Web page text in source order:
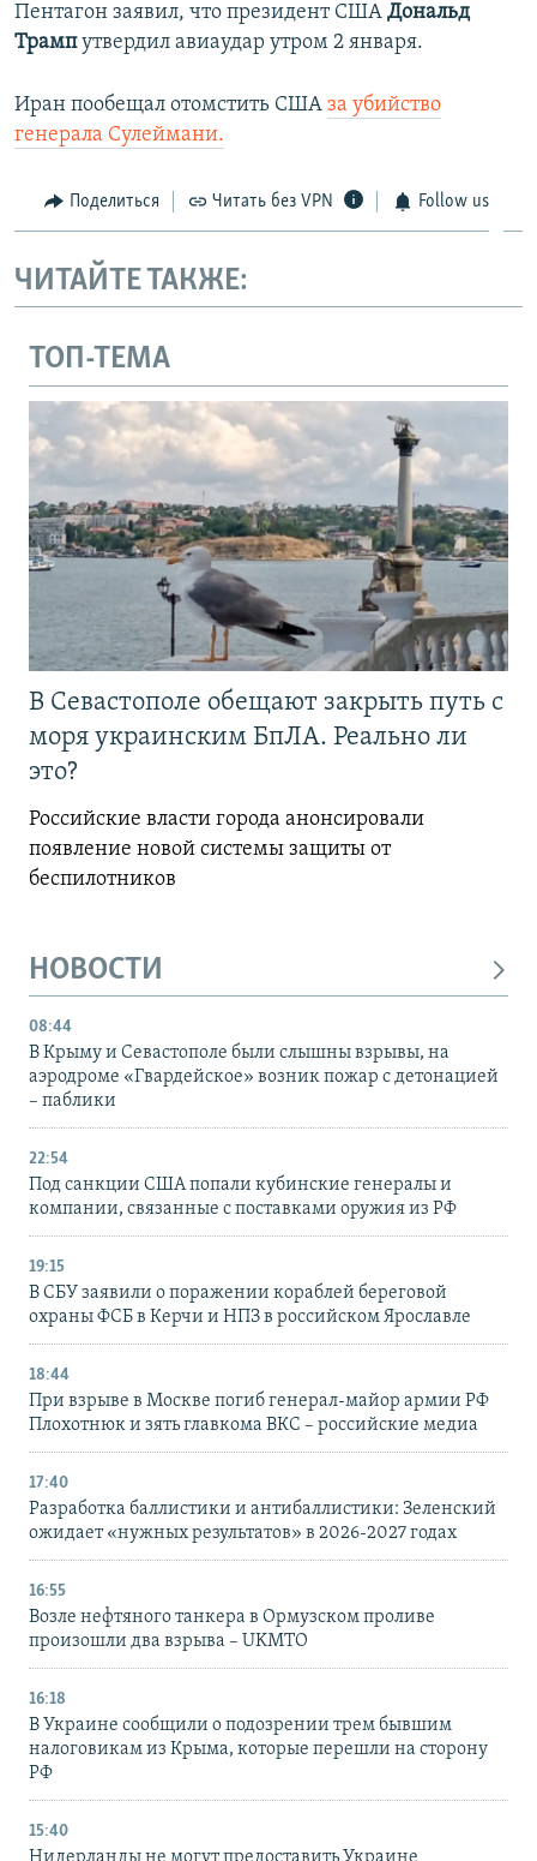
1080p
1080p
Пентагон заявил, что президент США Дональд
Трампутвердил авиаудар утром 2 января.
Иран пообещал отомстить США за убийство
генерала Сулеймани.
Поделиться Читать без VPN Follow us
ЧИТАЙТЕ ТАКЖЕ:
ТОП-ТЕМА
В Севастополе обещают закрыть путь с
моря украинским БпЛА. Реально ли
это?
Российские власти города анонсировали
появление новой системы защиты от
беспилотников
НОВОСТИ
08:44
В Крыму и Севастополе были слышны взрывы, на
аэродроме «Гвардейское» возник пожар с детонацией
– паблики
22:54
Под санкции США попали кубинские генералы и
компании, связанные с поставками оружия из РФ
19:15
В СБУ заявили о поражении кораблей береговой
охраны ФСБ в Керчи и НПЗ в российском Ярославле
18:44
При взрыве в Москве погиб генерал-майор армии РФ
Плохотнюк и зять главкома ВКС – российские медиа
17:40
Разработка баллистики и антибаллистики: Зеленский
ожидает «нужных результатов» в 2026-2027 годах
16:55
Возле нефтяного танкера в Ормузском проливе
произошли два взрыва – UKMTO
16:18
В Украине сообщили о подозрении трем бывшим
налоговикам из Крыма, которые перешли на сторону
РФ
15:40